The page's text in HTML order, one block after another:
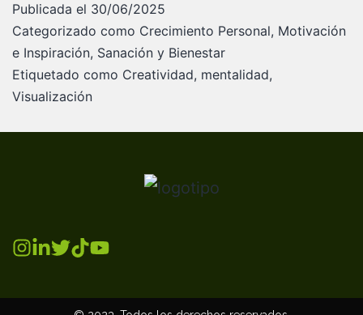
Publicada el 30/06/2025
Categorizado como Crecimiento Personal, Motivación
e Inspiración, Sanación y Bienestar
Etiquetado como Creatividad, mentalidad,
Visualización